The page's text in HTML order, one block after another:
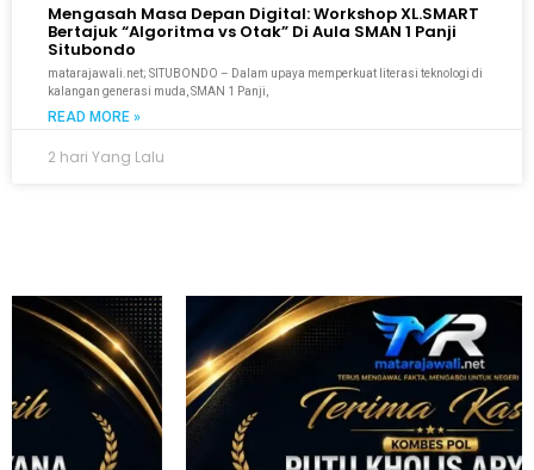
Mengasah Masa Depan Digital: Workshop XL.SMART
Bertajuk “Algoritma vs Otak” Di Aula SMAN 1 Panji
Situbondo
matarajawali.net; SITUBONDO – Dalam upaya memperkuat literasi teknologi di
kalangan generasi muda, SMAN 1 Panji,
READ MORE »
2 hari Yang Lalu